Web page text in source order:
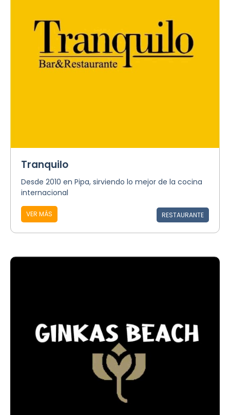
Tranquilo
Desde 2010 en Pipa, sirviendo lo mejor de la cocina
internacional
VER MÁS RESTAURANTE